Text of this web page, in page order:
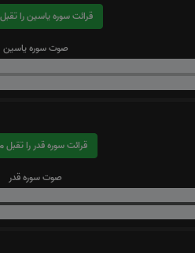
قرائت سوره یاسین را تقبل میکنم
صوت سوره یاسین
قرائت سوره قدر را تقبل میکنم
صوت سوره قدر